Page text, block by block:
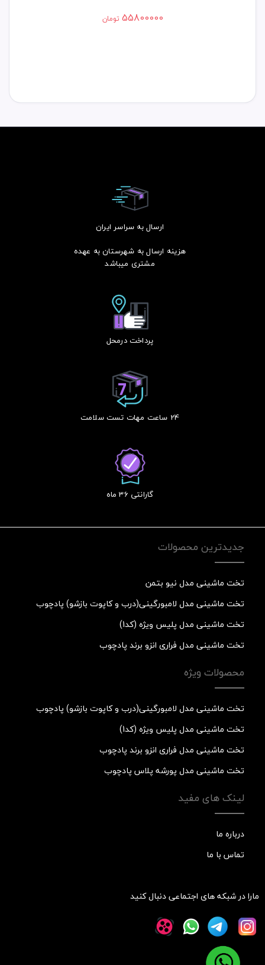
55800000 تومان
ارسال به سراسر ایران
هزینه ارسال به شهرستان به عهده
مشتری میباشد
پرداخت درمحل
24 ساعت مهات تست سلامت
گارانتی 36 ماه
جدیدترین محصولات
تخت ماشینی مدل نیو بتمن
تخت ماشینی مدل لامبورگینی(درب و کاپوت بازشو) پادچوب
تخت ماشینی مدل پلیس ویژه (کد1)
تخت ماشینی مدل فراری انزو برند پادچوب
محصولات ویژه
تخت ماشینی مدل لامبورگینی(درب و کاپوت بازشو) پادچوب
تخت ماشینی مدل پلیس ویژه (کد1)
تخت ماشینی مدل فراری انزو برند پادچوب
تخت ماشینی مدل پورشه پلاس پادچوب
لینک های مفید
درباره ما
تماس با ما
مارا در شبکه های اجتماعی دنبال کنید